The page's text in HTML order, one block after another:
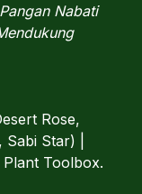
Nabati
Rose,
Star) |
Toolbox.